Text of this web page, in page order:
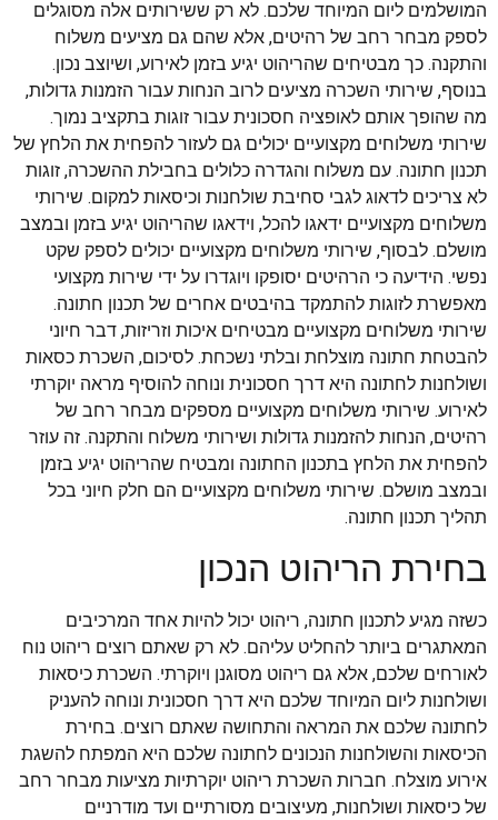
המושלמים ליום המיוחד שלכם. לא רק ששירותים אלה מסוגלים
לספק מבחר רחב של רהיטים, אלא שהם גם מציעים משלוח
והתקנה. כך מבטיחים שהריהוט יגיע בזמן לאירוע, ושיוצב נכון.
בנוסף, שירותי השכרה מציעים לרוב הנחות עבור הזמנות גדולות,
מה שהופך אותם לאופציה חסכונית עבור זוגות בתקציב נמוך.
שירותי משלוחים מקצועיים יכולים גם לעזור להפחית את הלחץ של
תכנון חתונה. עם משלוח והגדרה כלולים בחבילת ההשכרה, זוגות
לא צריכים לדאוג לגבי סחיבת שולחנות וכיסאות למקום. שירותי
משלוחים מקצועיים ידאגו להכל, וידאגו שהריהוט יגיע בזמן ובמצב
מושלם. לבסוף, שירותי משלוחים מקצועיים יכולים לספק שקט
נפשי. הידיעה כי הרהיטים יסופקו ויוגדרו על ידי שירות מקצועי
מאפשרת לזוגות להתמקד בהיבטים אחרים של תכנון חתונה.
שירותי משלוחים מקצועיים מבטיחים איכות וזריזות, דבר חיוני
להבטחת חתונה מוצלחת ובלתי נשכחת. לסיכום, השכרת כסאות
ושולחנות לחתונה היא דרך חסכונית ונוחה להוסיף מראה יוקרתי
לאירוע. שירותי משלוחים מקצועיים מספקים מבחר רחב של
רהיטים, הנחות להזמנות גדולות ושירותי משלוח והתקנה. זה עוזר
להפחית את הלחץ בתכנון החתונה ומבטיח שהריהוט יגיע בזמן
ובמצב מושלם. שירותי משלוחים מקצועיים הם חלק חיוני בכל
תהליך תכנון חתונה.
בחירת הריהוט הנכון
כשזה מגיע לתכנון חתונה, ריהוט יכול להיות אחד המרכיבים
המאתגרים ביותר להחליט עליהם. לא רק שאתם רוצים ריהוט נוח
לאורחים שלכם, אלא גם ריהוט מסוגנן ויוקרתי. השכרת כיסאות
ושולחנות ליום המיוחד שלכם היא דרך חסכונית ונוחה להעניק
לחתונה שלכם את המראה והתחושה שאתם רוצים. בחירת
הכיסאות והשולחנות הנכונים לחתונה שלכם היא המפתח להשגת
אירוע מוצלח. חברות השכרת ריהוט יוקרתיות מציעות מבחר רחב
של כיסאות ושולחנות, מעיצובים מסורתיים ועד מודרניים